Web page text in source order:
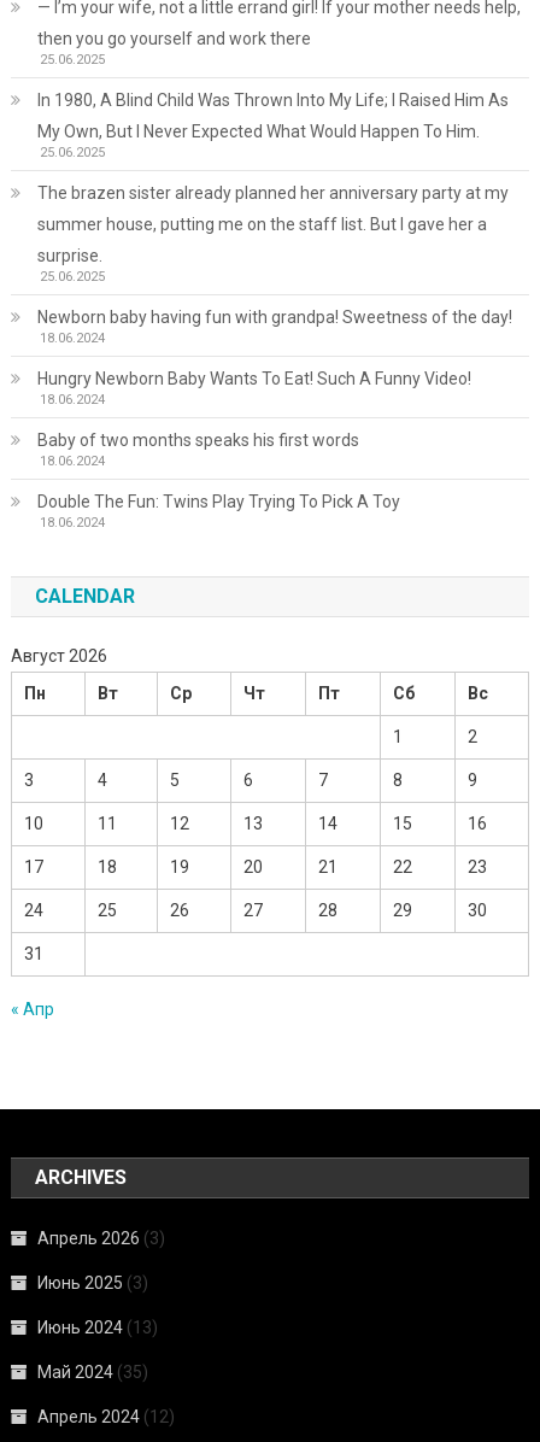
— I’m your wife, not a little errand girl! If your mother needs help,
then you go yourself and work there
25.06.2025
In 1980, A Blind Child Was Thrown Into My Life; I Raised Him As
My Own, But I Never Expected What Would Happen To Him.
25.06.2025
The brazen sister already planned her anniversary party at my
summer house, putting me on the staff list. But I gave her a
surprise.
25.06.2025
Newborn baby having fun with grandpa! Sweetness of the day!
18.06.2024
Hungry Newborn Baby Wants To Eat! Such A Funny Video!
18.06.2024
Baby of two months speaks his first words
18.06.2024
Double The Fun: Twins Play Trying To Pick A Toy
18.06.2024
CALENDAR
Август 2026
Пн
Вт Ср Чт Пт Сб Вс
1 2
3 4 5 6 7 8 9
10 11 12 13 14 15 16
17 18 19 20 21 22 23
24 25 26 27 28 29 30
31
« Апр
ARCHIVES
Апрель 2026 (3)
Июнь 2025 (3)
Июнь 2024 (13)
Май 2024 (35)
Апрель 2024 (12)